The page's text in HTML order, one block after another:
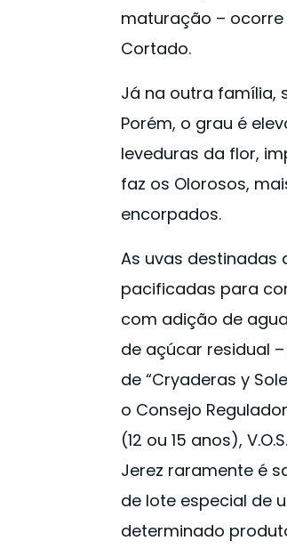
maturação – ocorre
Cortado.
Já na outra família,
Porém, o grau é
leveduras da flor,
faz os Olorosos,
encorpados.
As uvas destinadas
pacificadas para
com adição de
de açúcar residual
de “Cryaderas y
o Consejo
(12 ou 15 anos),
Jerez raramente é
de lote especial de
determinado